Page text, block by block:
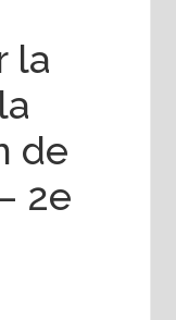
la
de
2e